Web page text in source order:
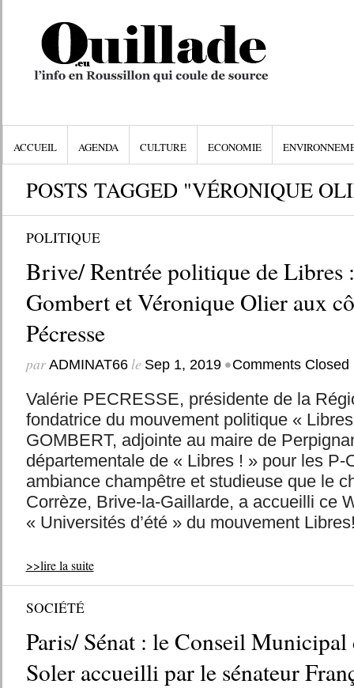
ACCUEIL AGENDA CULTURE ECONOMIE
POSTS TAGGED "VÉRONIQUE
POLITIQUE
Brive/ Rentrée politique de Libres
Gombert et Véronique Olier aux
Pécresse
par ADMINAT66le Sep 1, 2019 •Comments Closed
Valérie PECRESSE, présidente de la
fondatrice du mouvement politique «
GOMBERT, adjointe au maire de
départementale de « Libres ! » pour les
ambiance champêtre et studieuse que le
Corrèze, Brive-la-Gaillarde, a accueilli ce
« Universités d’été » du mouvement
>>lire la suite
SOCIÉTÉ
Paris/ Sénat : le Conseil Municipal
Soler accueilli par le sénateur